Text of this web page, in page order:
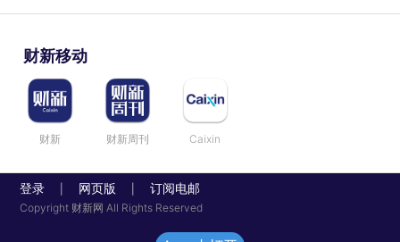
财新移动
财新 财新周刊 Caixin
登录 网页版 订阅电邮
Copyright 财新网 All Rights Reserved